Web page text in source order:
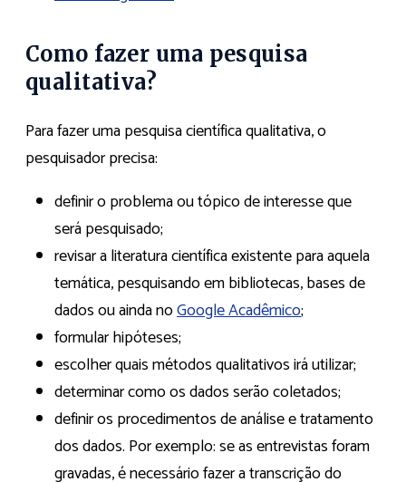
Como fazer uma pesquisa
qualitativa?
Para fazer uma pesquisa científica qualitativa, o
pesquisador precisa:
definir o problema ou tópico de interesse que
será pesquisado;
revisar a literatura científica existente para aquela
temática, pesquisando em bibliotecas, bases de
dados ou ainda noGoogle Acadêmico;
formular hipóteses;
escolher quais métodos qualitativos irá utilizar;
determinar como os dados serão coletados;
definir os procedimentos de análise e tratamento
dos dados. Por exemplo: se as entrevistas foram
gravadas, é necessário fazer a transcrição do